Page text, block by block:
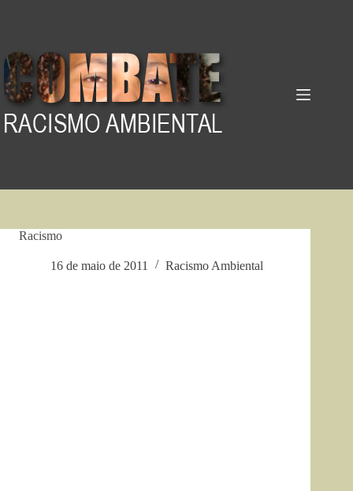
Racismo
16 de maio de 2011 Racismo Ambiental